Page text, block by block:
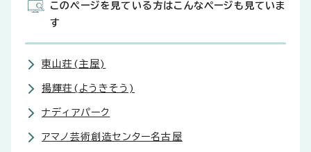
このページを見ている方はこんなページも見ていま
す
東山荘(主屋)
揚輝荘(ようきそう)
ナディアパーク
アマノ芸術創造センター名古屋